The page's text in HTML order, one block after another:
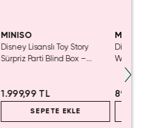
MINISO
Disney Lisanslı Toy Story
Sürpriz Parti Blind Box –
1.999,99 TL
SEPETE EKLE
Disney
mL –